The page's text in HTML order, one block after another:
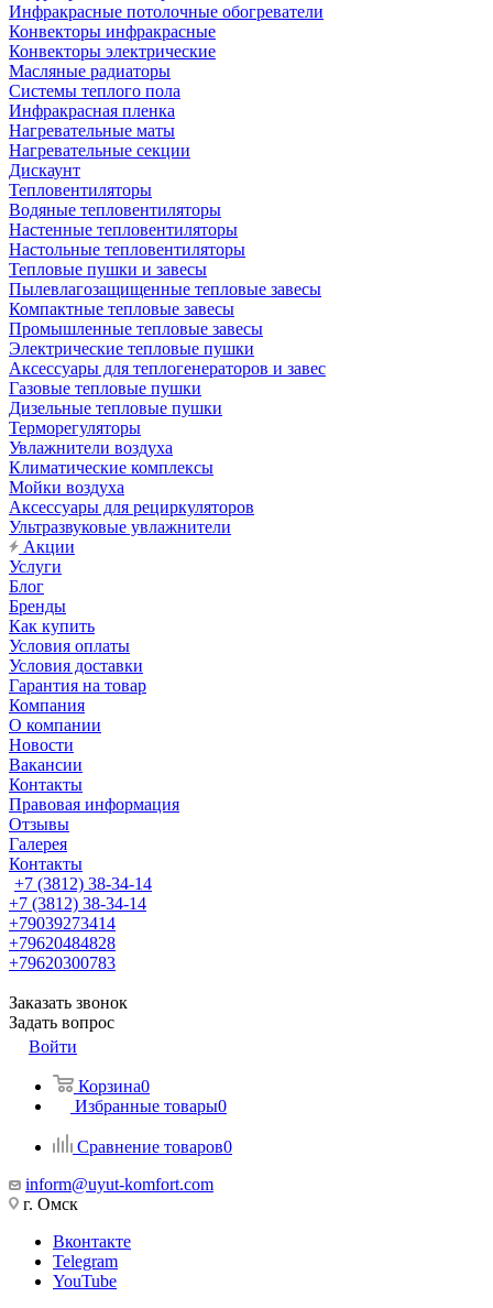
Инфракрасные потолочные обогреватели
Конвекторы инфракрасные
Конвекторы электрические
Масляные радиаторы
Системы теплого пола
Инфракрасная пленка
Нагревательные маты
Нагревательные секции
Дискаунт
Тепловентиляторы
Водяные тепловентиляторы
Настенные тепловентиляторы
Настольные тепловентиляторы
Тепловые пушки и завесы
Пылевлагозащищенные тепловые завесы
Компактные тепловые завесы
Промышленные тепловые завесы
Электрические тепловые пушки
Аксессуары для теплогенераторов и завес
Газовые тепловые пушки
Дизельные тепловые пушки
Терморегуляторы
Увлажнители воздуха
Климатические комплексы
Мойки воздуха
Аксессуары для рециркуляторов
Ультразвуковые увлажнители
Акции
Услуги
Блог
Бренды
Как купить
Условия оплаты
Условия доставки
Гарантия на товар
Компания
О компании
Новости
Вакансии
Контакты
Правовая информация
Отзывы
Галерея
Контакты
+7 (3812) 38-34-14
+7 (3812) 38-34-14
+79039273414
+79620484828
+79620300783
Заказать звонок
Задать вопрос
Войти
Корзина0
Избранные товары0
Сравнение товаров0
inform@uyut-komfort.com
г. Омск
Вконтакте
Telegram
YouTube